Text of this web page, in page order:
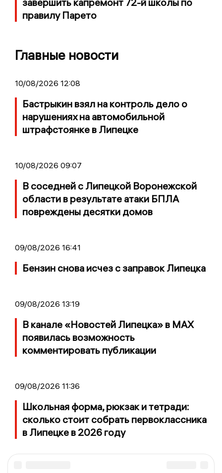
правилу Парето
Главные новости
10/08/2026 12:08
Бастрыкин взял на контроль дело о
нарушениях на автомобильной
штрафстоянке в Липецке
10/08/2026 09:07
В соседней с Липецкой Воронежской
области в результате атаки БПЛА
повреждены десятки домов
09/08/2026 16:41
Бензин снова исчез с заправок Липецка
09/08/2026 13:19
В канале «Новостей Липецка» в MAX
появилась возможность
комментировать публикации
09/08/2026 11:36
Школьная форма, рюкзак и тетради:
сколько стоит собрать первоклассника
в Липецке в 2026 году